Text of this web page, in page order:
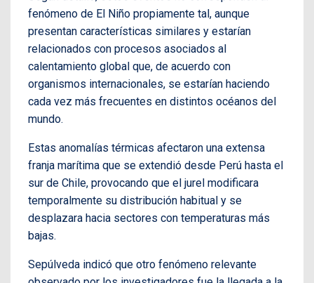
fenómeno de El Niño propiamente tal, aunque
presentan características similares y estarían
relacionados con procesos asociados al
calentamiento global que, de acuerdo con
organismos internacionales, se estarían haciendo
cada vez más frecuentes en distintos océanos del
mundo.
Estas anomalías térmicas afectaron una extensa
franja marítima que se extendió desde Perú hasta el
sur de Chile, provocando que el jurel modificara
temporalmente su distribución habitual y se
desplazara hacia sectores con temperaturas más
bajas.
Sepúlveda indicó que otro fenómeno relevante